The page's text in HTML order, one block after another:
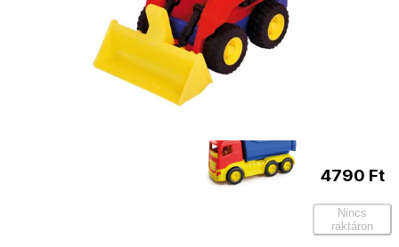
termékek
4790 Ft
Nincs
raktáron